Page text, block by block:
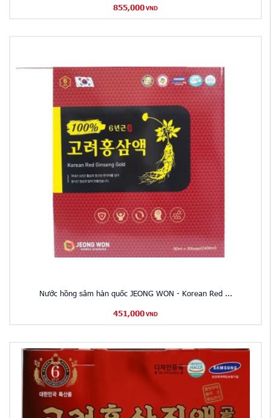
855,000 VND
Nước hồng sâm hàn quốc JEONG WON - Korean Red ...
451,000 VND